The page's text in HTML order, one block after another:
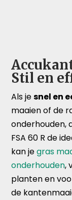
Stil en
Als jesnel en
maaien of de
onderhouden,
FSA 60 R de
kan jegras
onderhouden,
planten en
de